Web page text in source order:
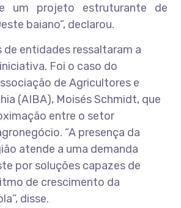
um projeto estruturante de
baiano”, declarou.
de entidades ressaltaram a
Foi o caso do
de Agricultores e
(AIBA), Moisés Schmidt, que
entre o setor
“A presença da
atende a uma demanda
por soluções capazes de
de crescimento da
disse.